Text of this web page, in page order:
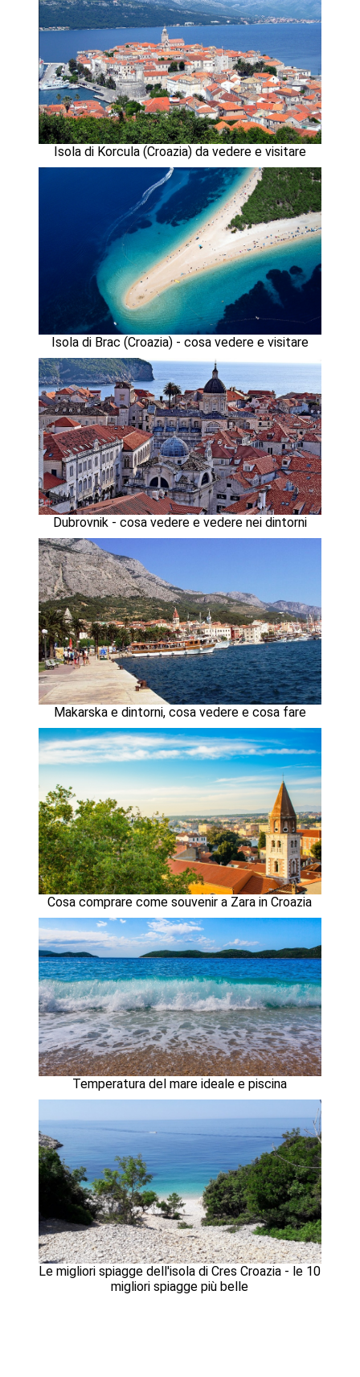
Isola di Korcula (Croazia) da vedere e visitare
Isola di Brac (Croazia) - cosa vedere e visitare
Dubrovnik - cosa vedere e vedere nei dintorni
Makarska e dintorni, cosa vedere e cosa fare
Cosa comprare come souvenir a Zara in Croazia
Temperatura del mare ideale e piscina
Le migliori spiagge dell'isola di Cres Croazia - le 10
migliori spiagge più belle